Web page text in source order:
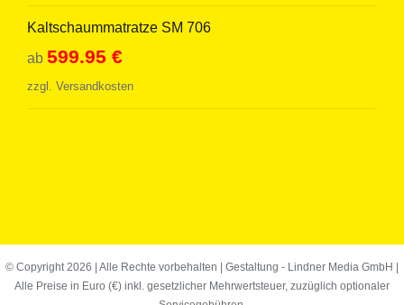
Kaltschaummatratze SM 706
ab 599.95 €
zzgl. Versandkosten
© Copyright2026 | Alle Rechte vorbehalten | Gestaltung - Lindner Media GmbH
Alle Preise in Euro (€) inkl. gesetzlicher Mehrwertsteuer, zuzüglich optionaler